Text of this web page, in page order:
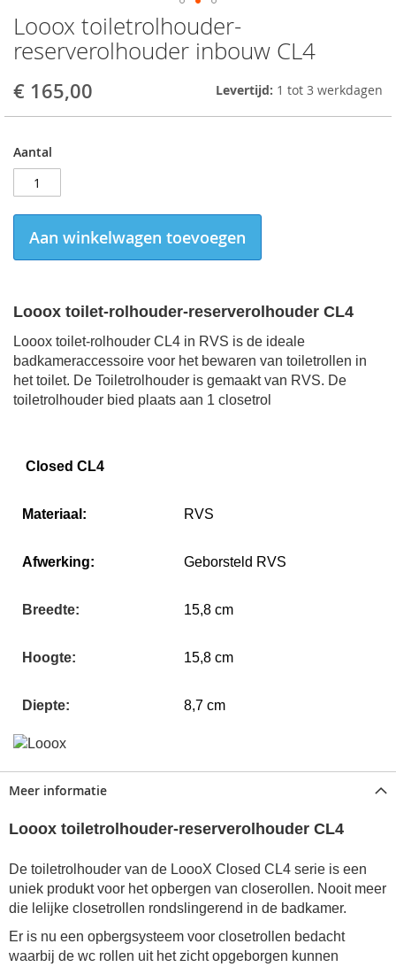
Looox toiletrolhouder-
reserverolhouder inbouw CL4
€ 165,00 Levertijd: 1 tot 3 werkdagen
Aantal
Aan winkelwagen toevoegen
Looox toilet-rolhouder-reserverolhouder CL4
Looox toilet-rolhouder CL4 in RVS is de ideale
badkameraccessoire voor het bewaren van toiletrollen in
het toilet. De Toiletrolhouder is gemaakt van RVS. De
toiletrolhouder bied plaats aan 1 closetrol
Closed CL4
Materiaal: RVS
Afwerking: Geborsteld RVS
Breedte: 15,8 cm
Hoogte: 15,8 cm
Diepte: 8,7 cm
Skip
to
the
of
gallery
Meer informatie
Looox toiletrolhouder-reserverolhouder CL4
De toiletrolhouder van de LoooX Closed CL4 serie is een
uniek produkt voor het opbergen van closerollen. Nooit meer
die lelijke closetrollen rondslingerend in de badkamer.
Er is nu een opbergsysteem voor closetrollen bedacht
waarbij de wc rollen uit het zicht opgeborgen kunnen